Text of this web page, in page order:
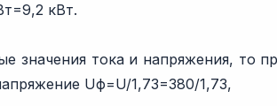
кВт.
значения тока и напряжения, то
Uф=U/1,73=380/1,73,